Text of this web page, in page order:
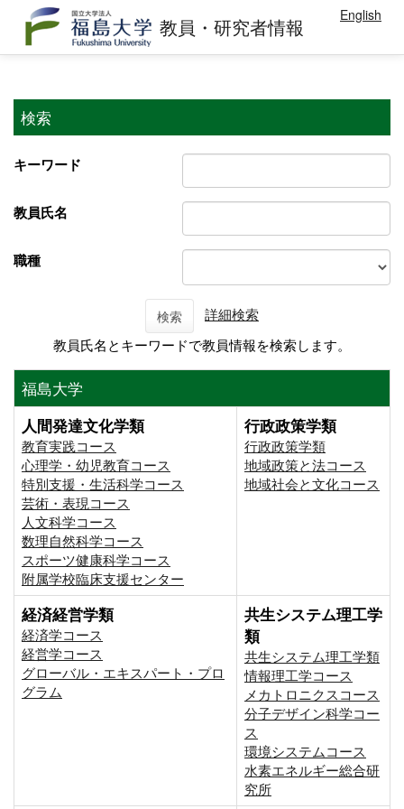
教員・研究者情報 English
検索
キーワード
教員氏名
職種
検索
詳細検索
教員氏名とキーワードで教員情報を検索します。
福島大学
人間発達文化学類
教育実践コース
心理学・幼児教育コース
特別支援・生活科学コース
芸術・表現コース
人文科学コース
数理自然科学コース
スポーツ健康科学コース
附属学校臨床支援センター
行政政策学類
行政政策学類
地域政策と法コース
地域社会と文化コース
経済経営学類
経済学コース
経営学コース
グローバル・エキスパート・プロ
グラム
共生システム理工学
類
共生システム理工学類
情報理工学コース
メカトロニクスコース
分子デザイン科学コー
ス
環境システムコース
⽔素エネルギー総合研
究所